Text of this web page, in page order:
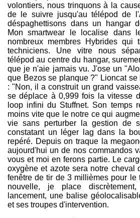
volontiers, nous trinquons à la
de le suivre jusqu'au télépod de
déspaghettisons dans un hangar
Mon smartwear le localise dans
nombreux membres Hybrides qui
techniciens. Une vitre nous
télépod au centre du hangar,
que je n'aie jamais vu. J'ose un
que Bezos se planque ?" Lioncat
: "Non, il a construit un grand
se déplace à 0,999 fois la vitesse
loop infini du Stuffnet. Son temps
moins vite que le notre ce qui
vie sans perturber la gestion de
constatant un léger lag dans la
repéré. Depuis on traque la
aujourd'hui un de nos commandos
vous et moi en ferons partie. Le
oxygène et azote sera notre cheval
fenêtre de tir de 3 millièmes pour le
nouvelle, je place
lancement, une balise
et ses troupes d'intervention.